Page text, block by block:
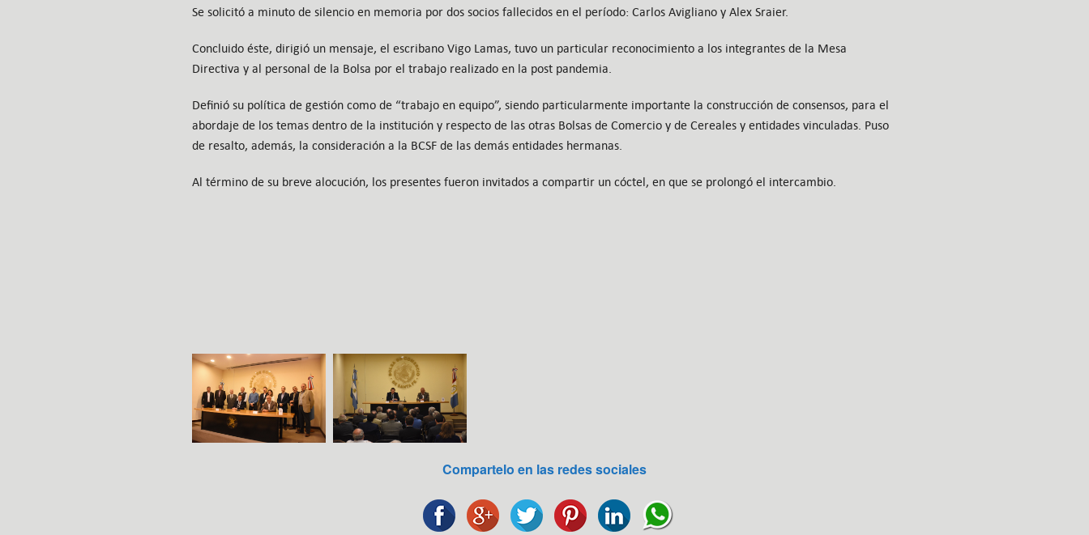
Se solicitó a minuto de silencio en memoria por dos socios fallecidos en el período: Carlos Avigliano y Alex Sraier.
Concluido éste, dirigió un mensaje, el escribano Vigo Lamas, tuvo un particular reconocimiento a los integrantes de la Mesa
Directiva y al personal de la Bolsa por el trabajo realizado en la post pandemia.
Definió su política de gestión como de “trabajo en equipo”, siendo particularmente importante la construcción de consensos, para el
abordaje de los temas dentro de la institución y respecto de las otras Bolsas de Comercio y de Cereales y entidades vinculadas. Puso
de resalto, además, la consideración a la BCSF de las demás entidades hermanas.
Al término de su breve alocución, los presentes fueron invitados a compartir un cóctel, en que se prolongó el intercambio.
Compartelo en las redes sociales